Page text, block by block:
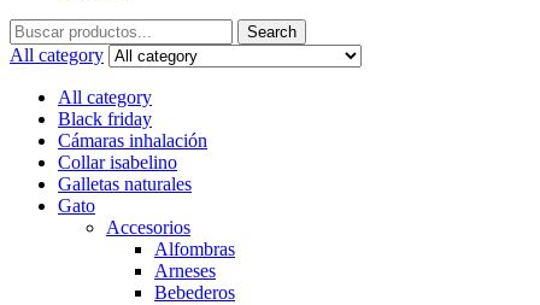
Search
for:
Search
All category
All category
Black friday
Cámaras inhalación
Collar isabelino
Galletas naturales
Gato
Accesorios
Alfombras
Arneses
Bebederos